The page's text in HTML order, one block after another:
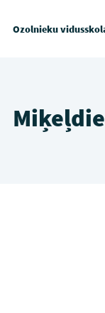
Ozolnieku